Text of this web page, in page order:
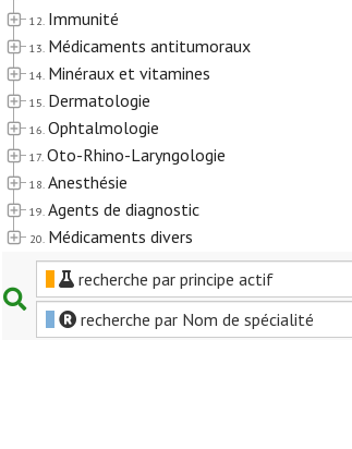
12. Immunité
13. Médicaments antitumoraux
14. Minéraux et vitamines
15. Dermatologie
16. Ophtalmologie
17. Oto-Rhino-Laryngologie
18. Anesthésie
19. Agents de diagnostic
20. Médicaments divers
recherche par principe actif
recherche par Nom de spécialité